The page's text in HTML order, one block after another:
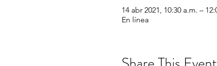
14 abr 2021, 10:30 a.m. –
En línea